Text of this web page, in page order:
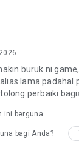
buruk ni
lama padahal
perbaiki
ini berguna
bagi Anda?